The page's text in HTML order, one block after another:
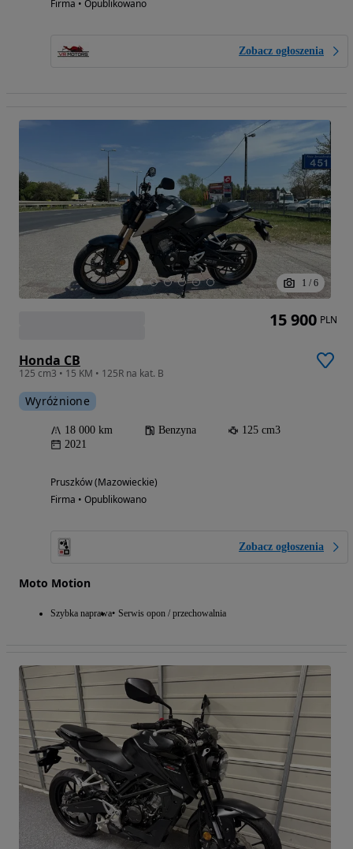
Firma • Opublikowano
Zobacz ogłoszenia
1 / 6
Honda CB
125 cm3 • 15 KM • 125R na kat. B
Wyróżnione
18 000 km Benzyna
125 cm3
2021
Pruszków (Mazowieckie)
Firma • Opublikowano
Zobacz ogłoszenia
Moto Motion
Szybka naprawa Serwis opon / przechowalnia
15 900 PLN